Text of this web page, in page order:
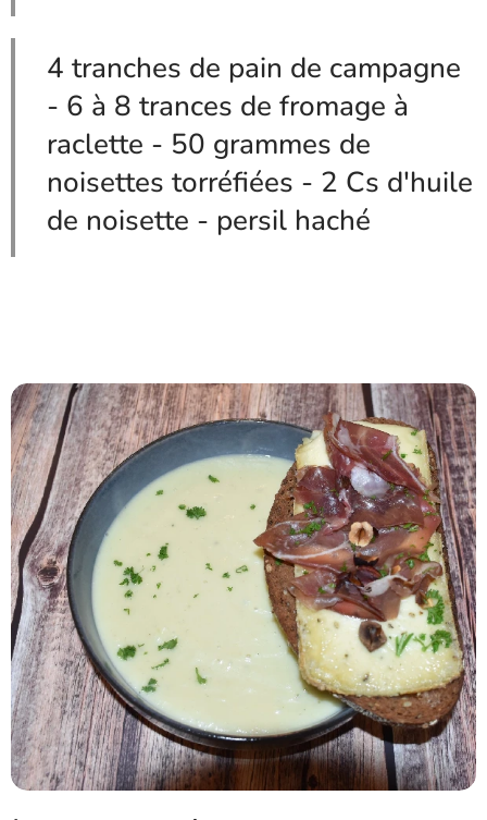
4 tranches de pain de campagne
- 6 à 8 trances de fromage à
raclette - 50 grammes de
noisettes torréfiées - 2 Cs d'huile
de noisette - persil haché